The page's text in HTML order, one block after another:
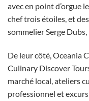
avec en point d’orgue
chef trois étoiles, et
sommelier Serge
De leur côté, Oceania
Culinary Discover
marché local, ateliers
professionnel et